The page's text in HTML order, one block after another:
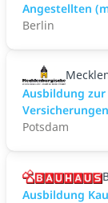
Angestellten
Berlin
Ausbildung
Potsdam
Ausbildung